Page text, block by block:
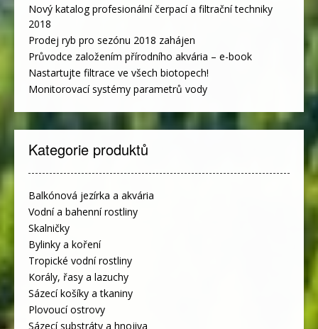
Nový katalog profesionální čerpací a filtrační techniky
2018
Prodej ryb pro sezónu 2018 zahájen
Průvodce založením přírodního akvária – e-book
Nastartujte filtrace ve všech biotopech!
Monitorovací systémy parametrů vody
Kategorie produktů
Balkónová jezírka a akvária
Vodní a bahenní rostliny
Skalničky
Bylinky a koření
Tropické vodní rostliny
Korály, řasy a lazuchy
Sázecí košíky a tkaniny
Plovoucí ostrovy
Sázecí substráty a hnojiva